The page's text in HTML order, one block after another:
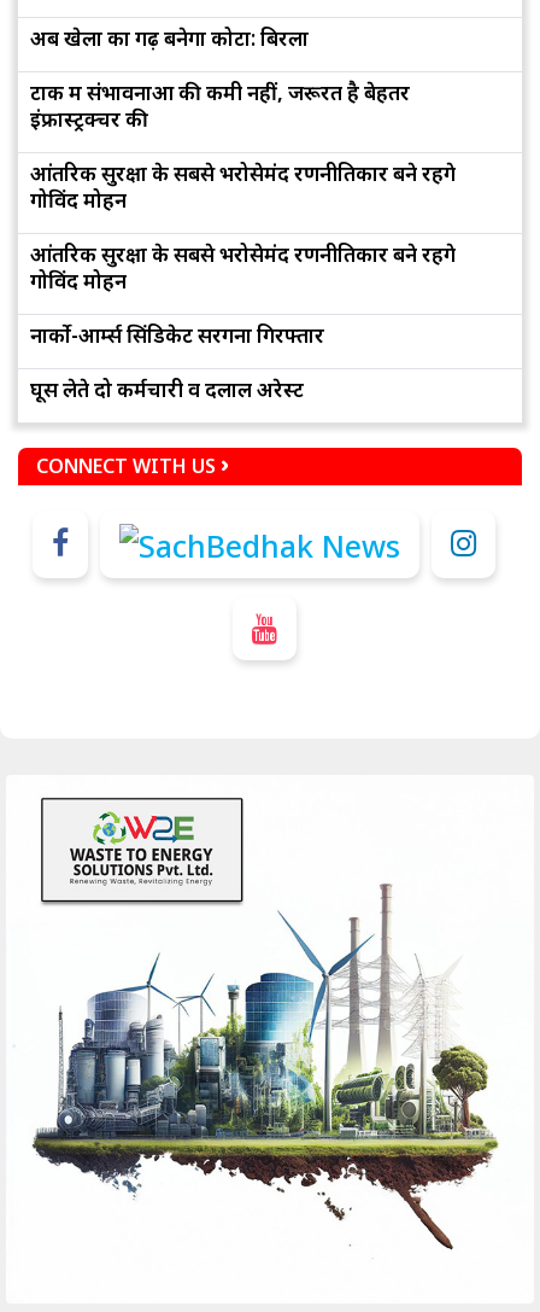
अब खेलों का गढ़ बनेगा कोटा: बिरला
टोंक में संभावनाओं की कमी नहीं, जरूरत है बेहतर
इंफ्रास्ट्रक्चर की
आंतरिक सुरक्षा के सबसे भरोसेमंद रणनीतिकार बने रहेंगे
गोविंद मोहन
आंतरिक सुरक्षा के सबसे भरोसेमंद रणनीतिकार बने रहेंगे
गोविंद मोहन
नार्को-आर्म्स सिंडिकेट सरगना गिरफ्तार
घूस लेते दो कर्मचारी व दलाल अरेस्ट
CONNECT WITH US